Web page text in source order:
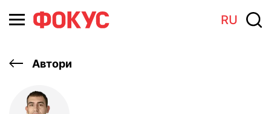
RU
Автори